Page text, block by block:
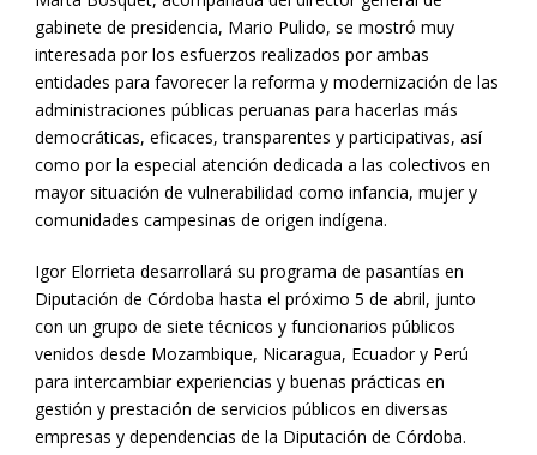
gabinete de presidencia, Mario Pulido, se mostró muy
interesada por los esfuerzos realizados por ambas
entidades para favorecer la reforma y modernización de las
administraciones públicas peruanas para hacerlas más
democráticas, eficaces, transparentes y participativas, así
como por la especial atención dedicada a las colectivos en
mayor situación de vulnerabilidad como infancia, mujer y
comunidades campesinas de origen indígena.
Igor Elorrieta desarrollará su programa de pasantías en
Diputación de Córdoba hasta el próximo 5 de abril, junto
con un grupo de siete técnicos y funcionarios públicos
venidos desde Mozambique, Nicaragua, Ecuador y Perú
para intercambiar experiencias y buenas prácticas en
gestión y prestación de servicios públicos en diversas
empresas y dependencias de la Diputación de Córdoba.